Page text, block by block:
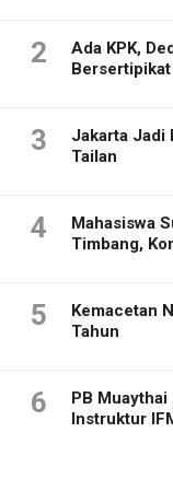
2
Ada KPK,
3
Jakarta Jadi
Tailan
4
Mahasiswa
Timbang,
5
Kemacetan
Tahun
6
PB
Instruktur